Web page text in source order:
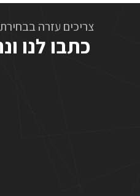
צריכים עזרה
כתבו לנו